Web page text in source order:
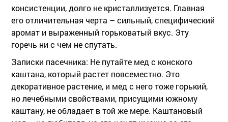
консистенции, долго не кристаллизуется. Главная
его отличительная черта – сильный, специфический
аромат и выраженный горьковатый вкус. Эту
горечь ни с чем не спутать.
Записки пасечника: Не путайте мед с конского
каштана, который растет повсеместно. Это
декоративное растение, и мед с него тоже горький,
но лечебными свойствами, присущими южному
каштану, не обладает в той же мере. Каштановый